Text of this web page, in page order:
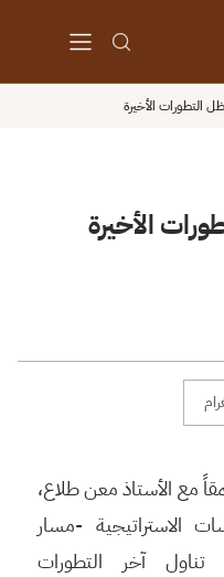
التطورات الأخيرة
الأخيرة
مع الأستاذ معن طلاع،
الاستراتيجية -مسار
تناول آخر التطورات